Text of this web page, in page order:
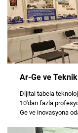
Ar-Ge ve
Dijital tabela
10'dan fazla
Ge ve inovasyona